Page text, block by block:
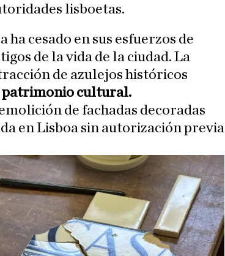
lisboetas.
cesado en sus esfuerzos de
de la vida de la ciudad. La
de azulejos históricos
cultural.
de fachadas decoradas
en Lisboa sin autorización previa